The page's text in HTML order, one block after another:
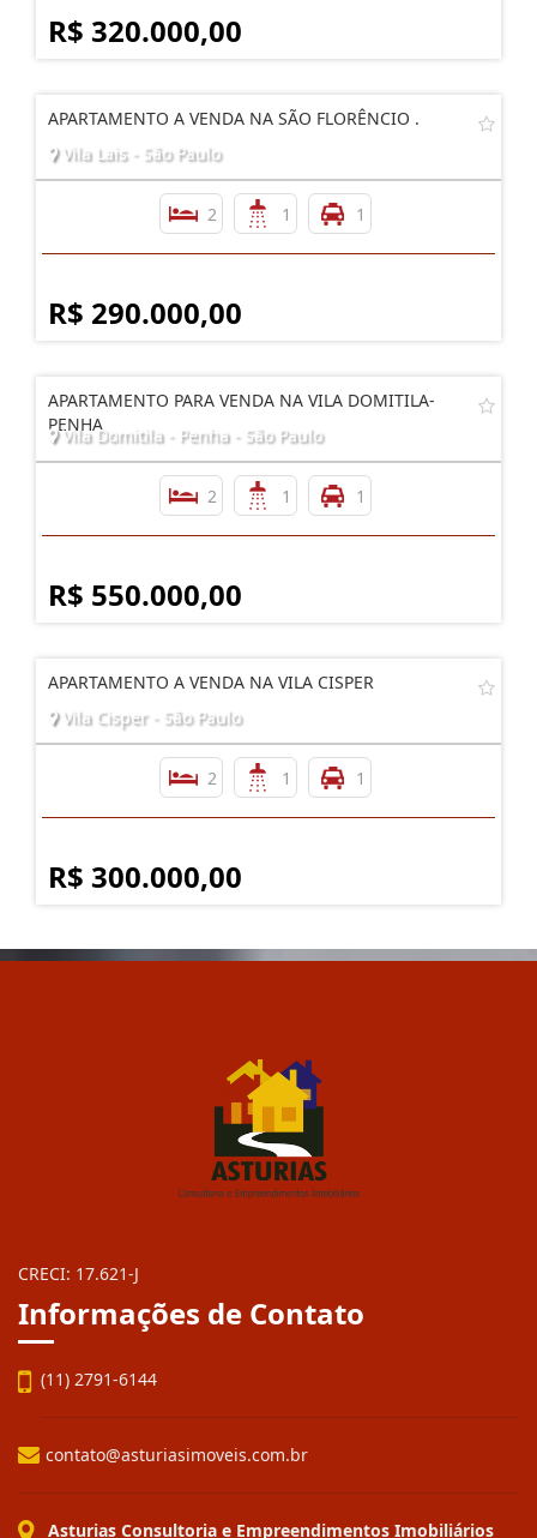
R$ 320.000,00
APARTAMENTO A VENDA NA SÃO FLORÊNCIO .
Vila Lais - São Paulo
2 1 1
R$ 290.000,00
APARTAMENTO PARA VENDA NA VILA DOMITILA-
PENHA
Vila Domitila - Penha - São Paulo
2 1 1
R$ 550.000,00
APARTAMENTO A VENDA NA VILA CISPER
Vila Cisper - São Paulo
2 1 1
R$ 300.000,00
CRECI: 17.621-J
Informações de Contato
(11) 2791-6144
contato@asturiasimoveis.com.br
Asturias Consultoria e Empreendimentos Imobiliários